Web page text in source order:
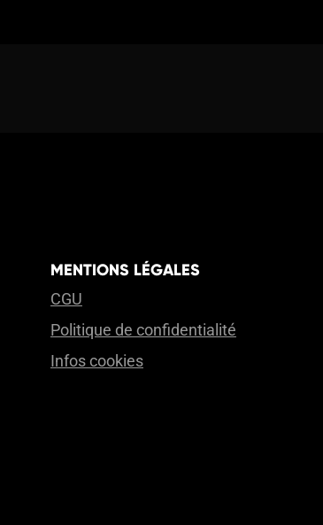
MENTIONS LÉGALES
CGU
Politique de confidentialité
Infos cookies